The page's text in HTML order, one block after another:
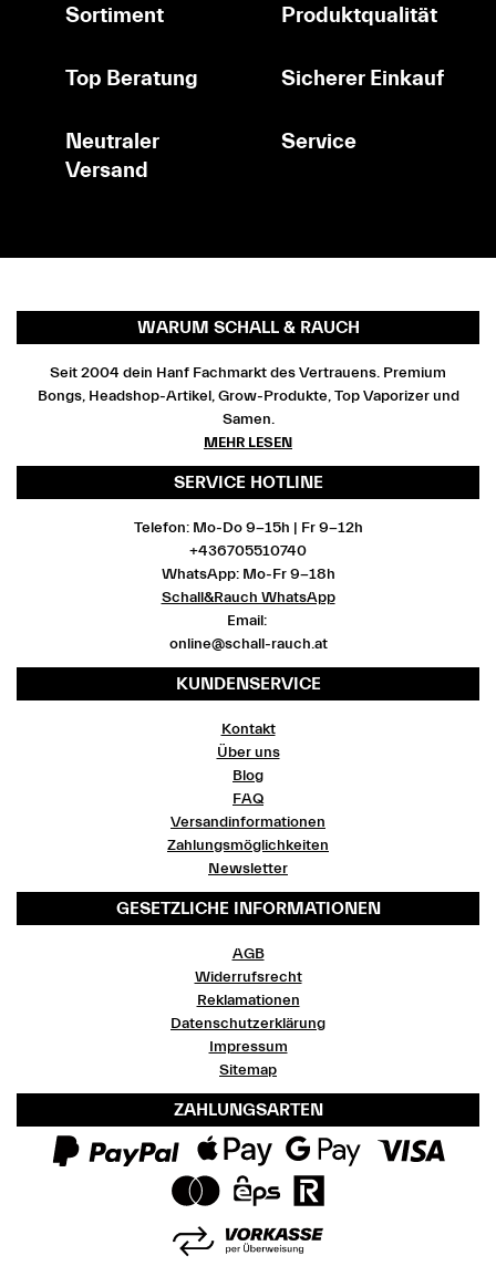
Sortiment
Produktqualität
Top Beratung Sicherer Einkauf
Neutraler
Versand
Service
WARUM SCHALL & RAUCH
Seit 2004 dein Hanf Fachmarkt des Vertrauens. Premium
Bongs, Headshop-Artikel, Grow-Produkte, Top Vaporizer und
Samen.
MEHR LESEN
SERVICE HOTLINE
Telefon: Mo-Do 9-15h | Fr 9-12h
+436705510740
WhatsApp: Mo-Fr 9-18h
Schall&Rauch WhatsApp
Email:
online@schall-rauch.at
KUNDENSERVICE
Kontakt
Über uns
Blog
FAQ
Versandinformationen
Zahlungsmöglichkeiten
Newsletter
GESETZLICHE INFORMATIONEN
AGB
Widerrufsrecht
Reklamationen
Datenschutzerklärung
Impressum
Sitemap
ZAHLUNGSARTEN